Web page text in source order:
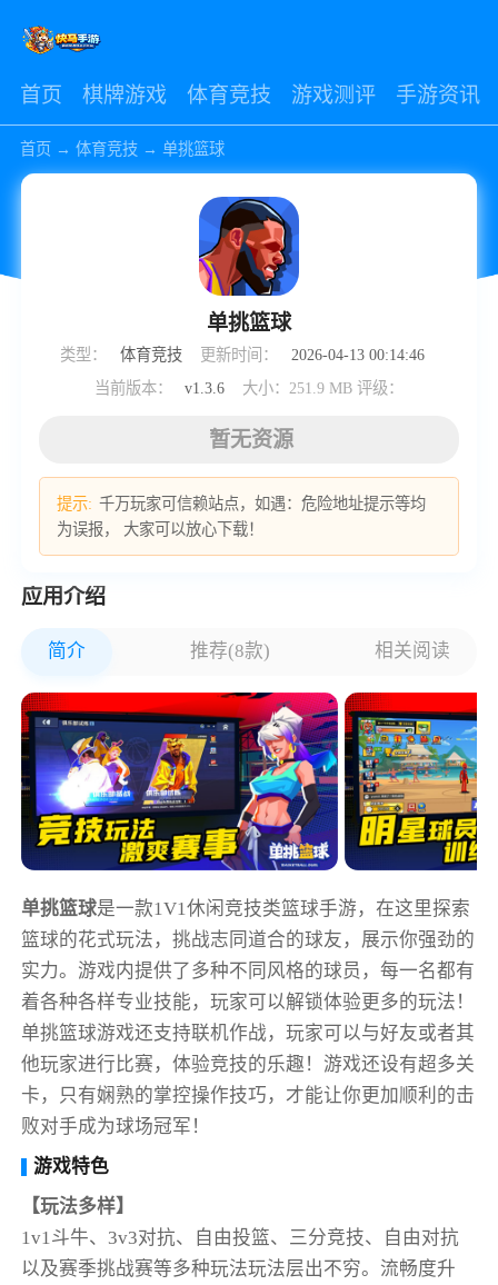
首页 棋牌游戏 体育竞技 游戏测评 手游资讯
首页 → 体育竞技→ 单挑篮球
单挑篮球
类型： 体育竞技 更新时间：
2026-04-13 00:14:46
当前版本：
v1.3.6 大小：251.9 MB 评级：
暂无资源
提示: 千万玩家可信赖站点，如遇：危险地址提示等均
为误报， 大家可以放心下载！
应用介绍
简介 推荐(8款) 相关阅读
单挑篮球是一款1V1休闲竞技类篮球手游，在这里探索
篮球的花式玩法，挑战志同道合的球友，展示你强劲的
实力。游戏内提供了多种不同风格的球员，每一名都有
着各种各样专业技能，玩家可以解锁体验更多的玩法！
单挑篮球游戏还支持联机作战，玩家可以与好友或者其
他玩家进行比赛，体验竞技的乐趣！游戏还设有超多关
卡，只有娴熟的掌控操作技巧，才能让你更加顺利的击
败对手成为球场冠军！
游戏特色
【玩法多样】
1v1斗牛、3v3对抗、自由投篮、三分竞技、自由对抗
以及赛季挑战赛等多种玩法玩法层出不穷。流畅度升